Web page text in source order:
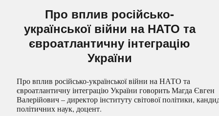
Про вплив російсько-
української війни на НАТО та
євроатлантичну інтеграцію
України
Про вплив російсько-української війни на НАТО та
євроатлантичну інтеграцію України говорить Магда Євген
Валерійович – директор інституту світової політики,
політичних наук, доцент.